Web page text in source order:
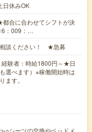
休みOK
合に合わせてシフトが決
：009：…
相談ください！ ★急募
験者：時給1800円～★日
選べます）※稼働開始時は
ます。
シーツの交換やベッドメ